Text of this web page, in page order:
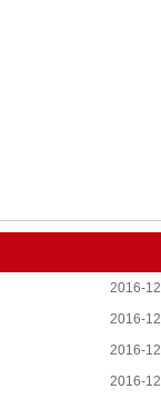
2016-
2016-
2016-
2016-